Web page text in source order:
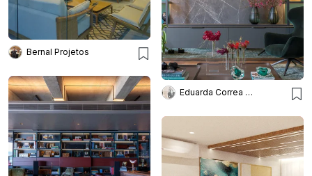
Bernal Projetos
Eduarda Correa Arquitetos